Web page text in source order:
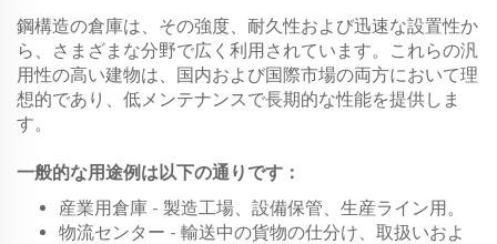
鋼構造の倉庫は、その強度、耐久性および迅速な設置性か
ら、さまざまな分野で広く利用されています。これらの汎
用性の高い建物は、国内および国際市場の両方において理
想的であり、低メンテナンスで長期的な性能を提供しま
す。
一般的な用途例は以下の通りです：
産業用倉庫 - 製造工場、設備保管、生産ライン用。
物流センター - 輸送中の貨物の仕分け、取扱いおよ